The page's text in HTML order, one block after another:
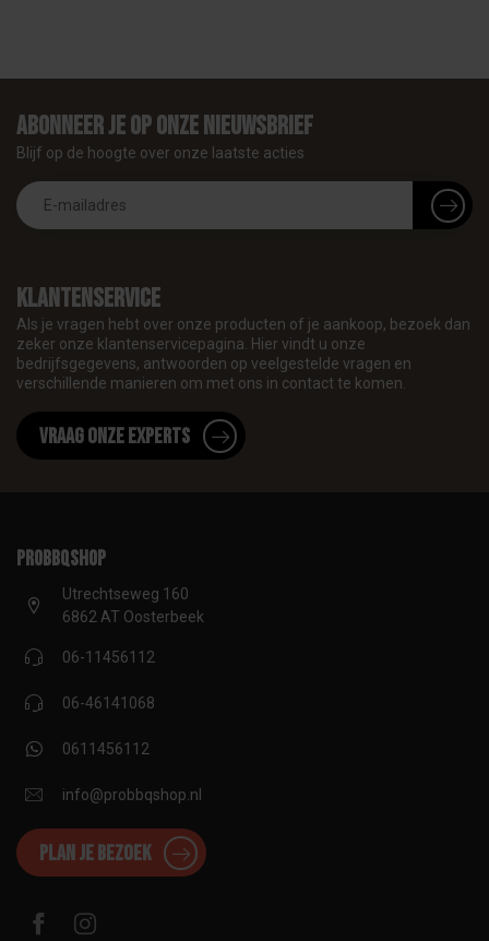
Klantenservice
Als je vragen hebt over onze producten of je aankoop, bezoek dan
zeker onze klantenservicepagina. Hier vindt u onze
bedrijfsgegevens, antwoorden op veelgestelde vragen en
verschillende manieren om met ons in contact te komen.
Vraag onze experts
Abonneer je op onze nieuwsbrief
Blijf op de hoogte over onze laatste acties
proBBQshop
Utrechtseweg 160
6862 AT Oosterbeek
06-11456112
06-46141068
0611456112
info@probbqshop.nl
Plan je bezoek